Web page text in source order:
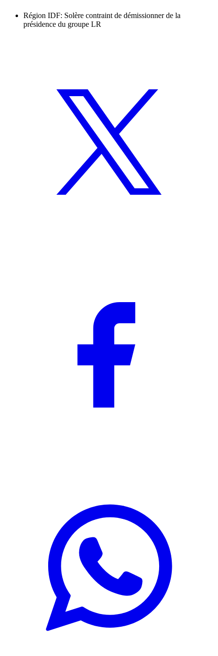
Région IDF: Solère contraint de démissionner de la
présidence du groupe LR